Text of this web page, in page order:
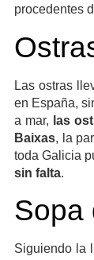
procedentes
Las ostras
en España,
a mar, las
Baixas, la
toda Galicia
sin falta.
Sopa
Siguiendo la